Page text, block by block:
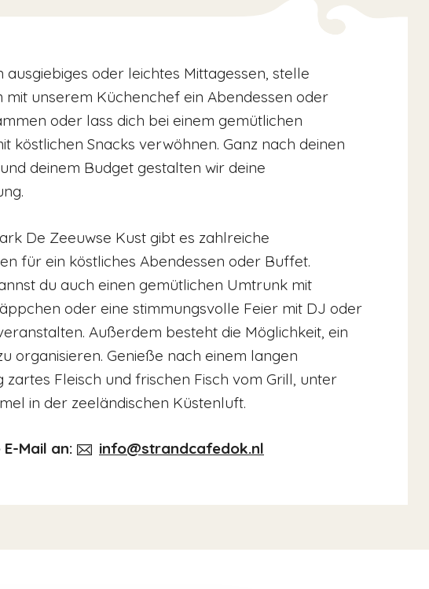
ausgiebiges oder leichtes Mittagessen, stelle
mit unserem Küchenchef ein Abendessen oder
oder lass dich bei einem gemütlichen
köstlichen Snacks verwöhnen. Ganz nach deinen
deinem Budget gestalten wir deine
De Zeeuwse Kust gibt es zahlreiche
für ein köstliches Abendessen oder Buffet.
du auch einen gemütlichen Umtrunk mit
oder eine stimmungsvolle Feier mit DJ oder
Außerdem besteht die Möglichkeit, ein
organisieren. Genieße nach einem langen
zartes Fleisch und frischen Fisch vom Grill, unter
in der zeeländischen Küstenluft.
Mail an: info@strandcafedok.nl